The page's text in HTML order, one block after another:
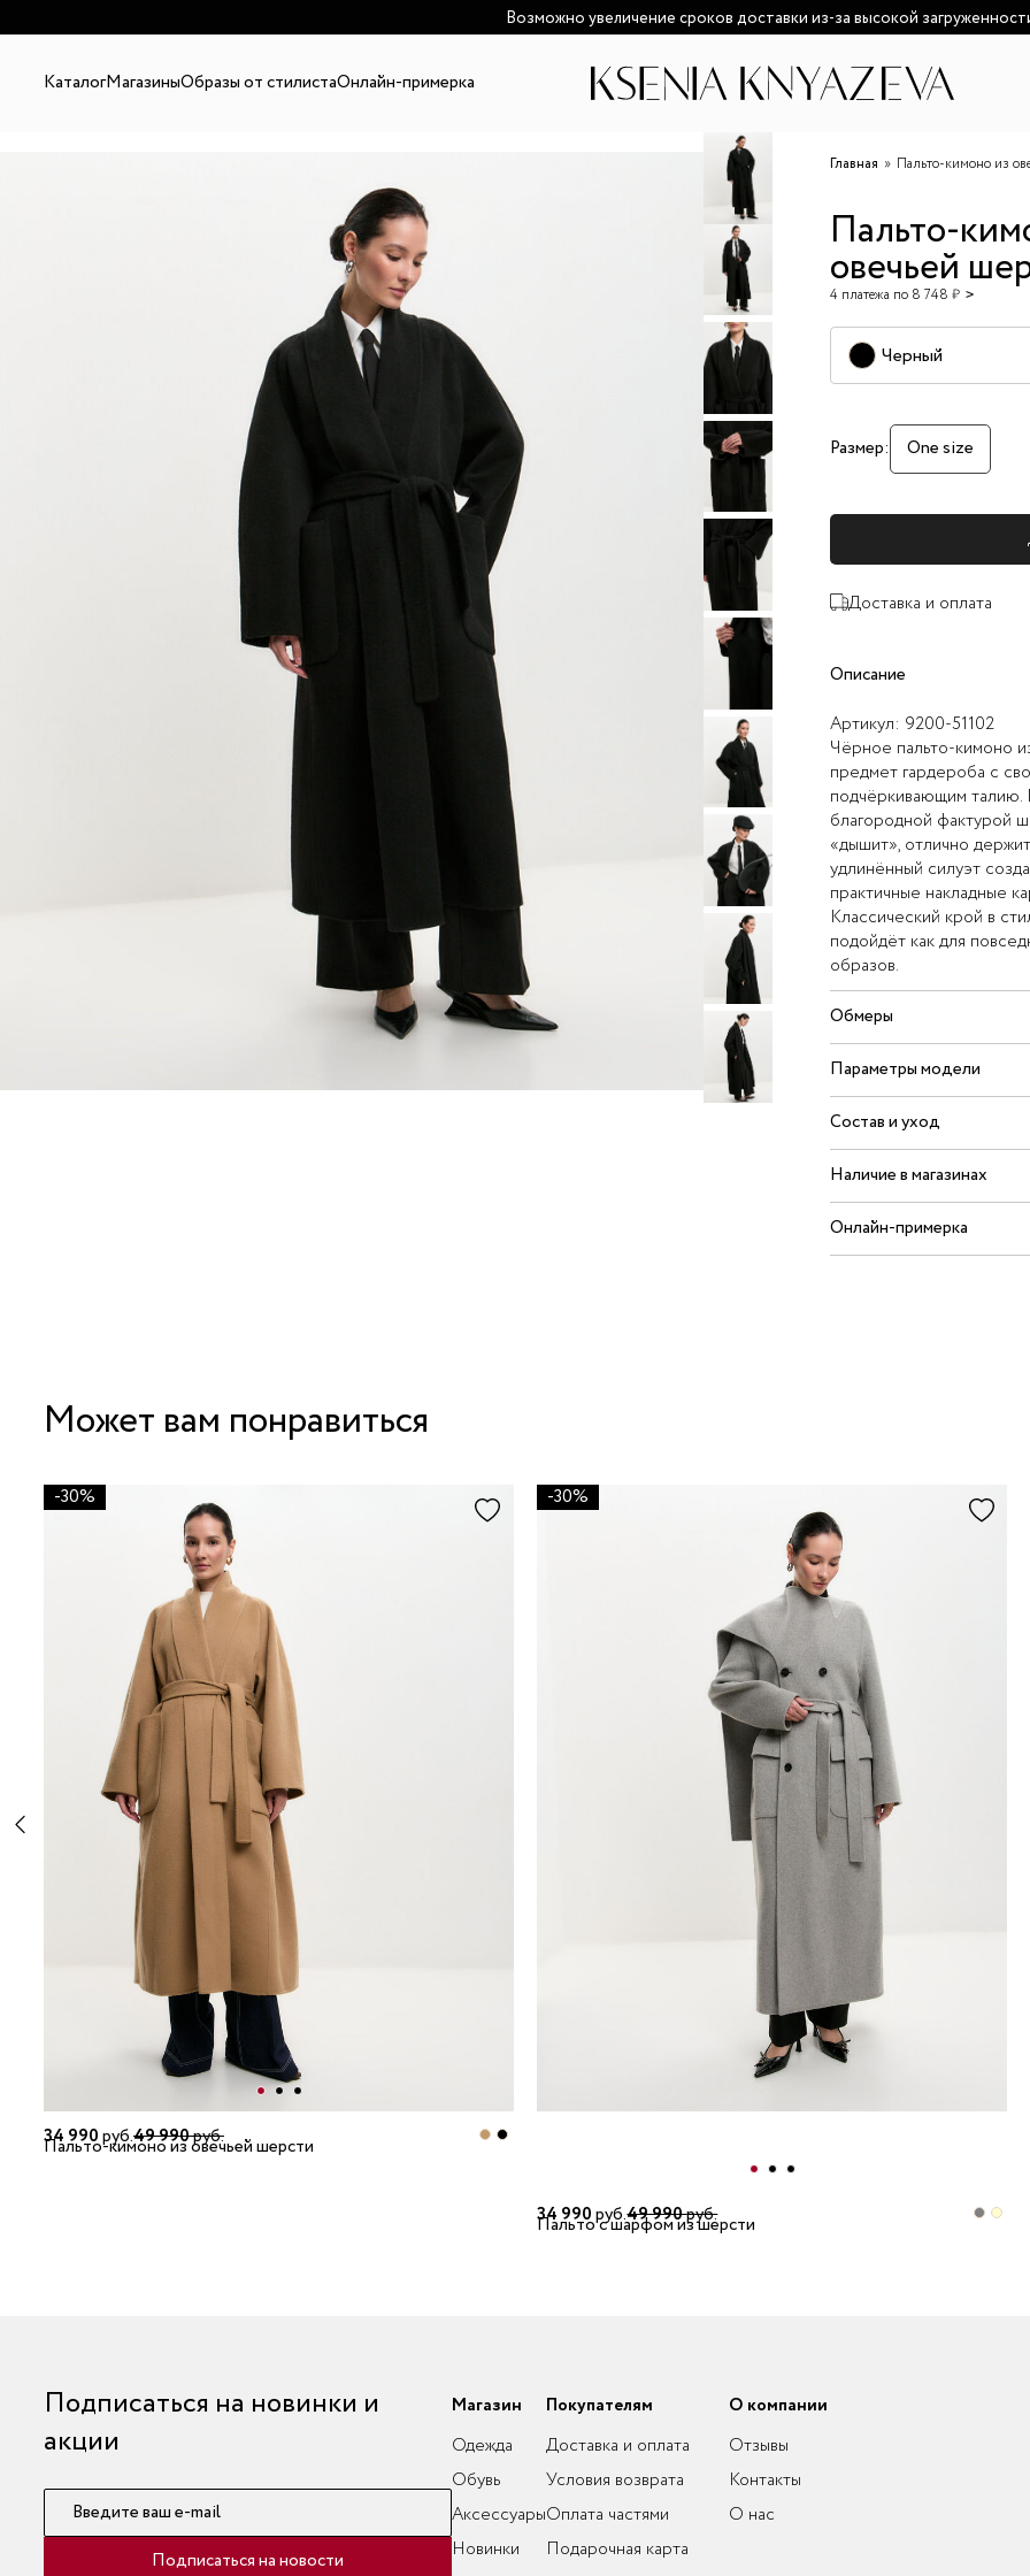
Возможно увеличение сроков доставки из-за высокой
КаталогМагазиныОбразы от стилистаОнлайн-примерка
Главная Пальто-кимоно из
Пальто-
овечьей
4 платежа по 8 748 ₽
Черный
Размер: One size
Доставка и оплата
Описание
Артикул: 9200-51102
Чёрное пальто-кимоно
предмет гардероба с
подчёркивающим талию.
благородной фактурой
«дышит», отлично
удлинённый силуэт
практичные накладные
Классический крой в
подойдёт как для
образов.
Обмеры
Параметры модели
Состав и уход
Наличие в магазинах
Онлайн-примерка
Может вам понравиться
-30%
34 990руб.49 990руб.
Пальто-кимоно из овечьей шерсти
-30%
34 990руб.49 990руб.
Пальто с шарфом из шерсти
Подписаться на новинки и
акции
Введите ваш e-mail
Подписаться на новости
Магазин
Одежда
Обувь
Аксессуары
Новинки
Покупателям
Доставка и оплата
Условия возврата
Оплата частями
Подарочная карта
О компании
Отзывы
Контакты
О нас